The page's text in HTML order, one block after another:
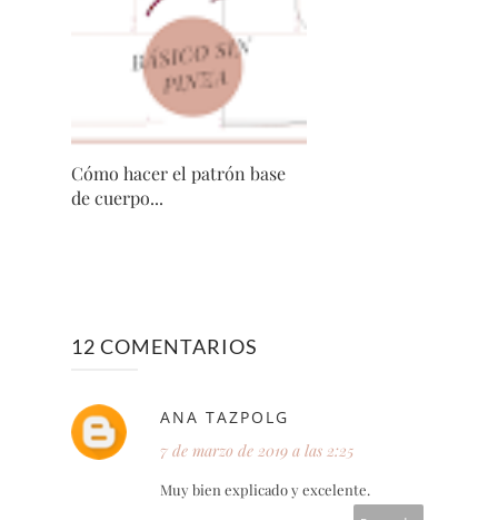
Cómo hacer el patrón base
de cuerpo...
12 COMENTARIOS
ANA TAZPOLG
7 de marzo de 2019 a las 2:25
Muy bien explicado y excelente.